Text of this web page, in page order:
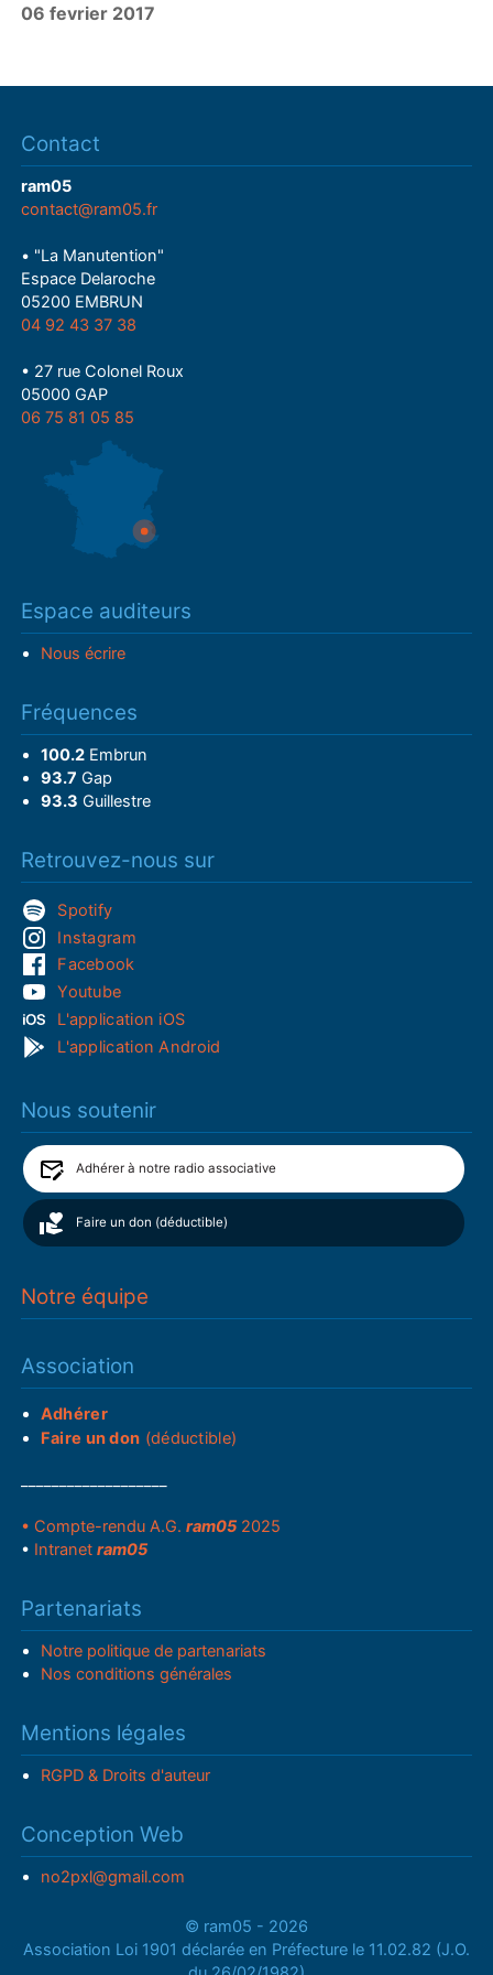
a
06 fevrier 2017
Contact
ram05
contact@ram05.fr
• "La Manutention"
Espace Delaroche
05200 EMBRUN
04 92 43 37 38
• 27 rue Colonel Roux
05000 GAP
06 75 81 05 85
Espace auditeurs
Nous écrire
Fréquences
100.2Embrun
93.7 Gap
93.3 Guillestre
Retrouvez-nous sur
Spotify
Instagram
Facebook
Youtube
L'application iOS
L'application Android
Nous soutenir
Adhérer à notre radio associative
Faire un don (déductible)
Notre équipe
Association
Adhérer
Faire un don (déductible)
• Compte-rendu A.G.ram05 2025
• Intranetram05
Partenariats
Notre politique de partenariats
Nos conditions générales
Mentions légales
RGPD & Droits d'auteur
Conception Web
no2pxl@gmail.com
© ram05 - 2026
Association Loi 1901 déclarée en Préfecture le 11.02.82 (J.O.